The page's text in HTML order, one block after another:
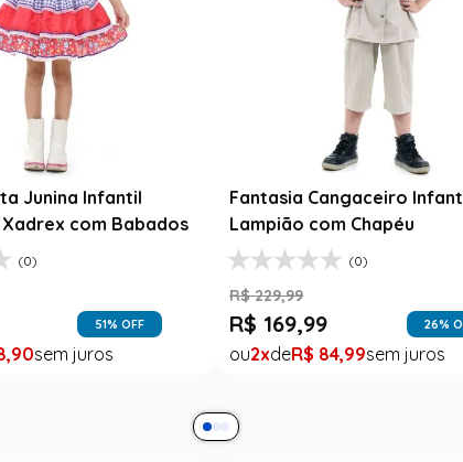
Junina Infantil
com Babados
(0)
51% OFF
,90
Fantasia Cangaceiro
Lampião com Chapéu
(0)
R$ 229,99
R$ 169,99 26%
2 R$ 84,99